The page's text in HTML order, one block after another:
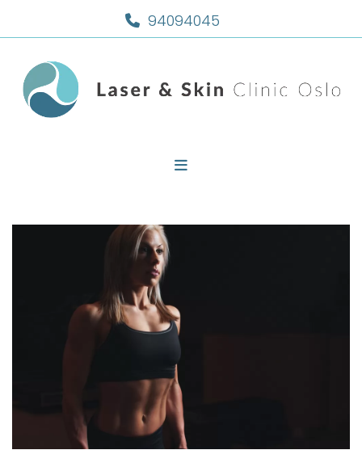
 94094045